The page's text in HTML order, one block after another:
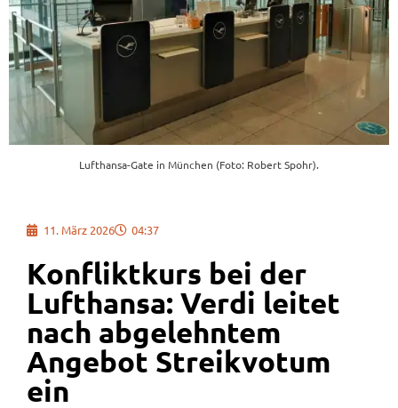
Lufthansa-Gate in München (Foto: Robert Spohr).
11. März 2026 04:37
Konfliktkurs bei der
Lufthansa: Verdi leitet
nach abgelehntem
Angebot Streikvotum
ein